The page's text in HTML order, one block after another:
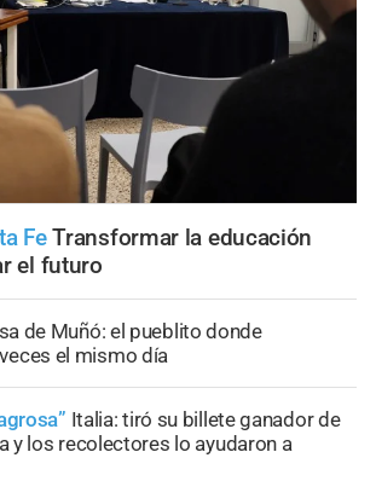
Fe Transformar la educación
el futuro
de Muñó: el pueblito donde
el mismo día
Italia: tiró su billete ganador de
y los recolectores lo ayudaron a